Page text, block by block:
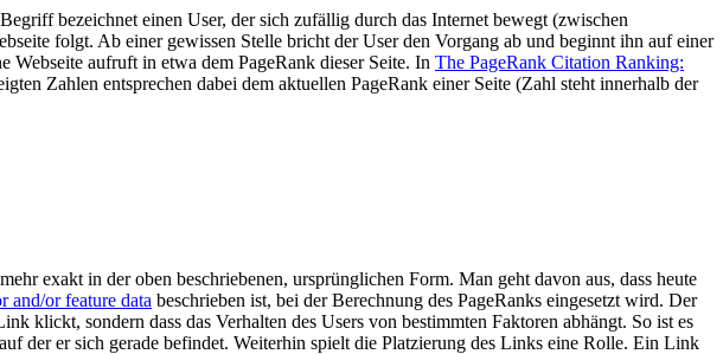
bezeichnet einen User, der sich zufällig durch das Internet bewegt (zwischen
folgt. Ab einer gewissen Stelle bricht der User den Vorgang ab und beginnt ihn auf einer
aufruft in etwa dem PageRank dieser Seite. In The PageRank Citation Ranking:
Zahlen entsprechen dabei dem aktuellen PageRank einer Seite (Zahl steht innerhalb der
exakt in der oben beschriebenen, ursprünglichen Form. Man geht davon aus, dass heute
and/or feature data beschrieben ist, bei der Berechnung des PageRanks eingesetzt wird. Der
klickt, sondern dass das Verhalten des Users von bestimmten Faktoren abhängt. So ist es
der er sich gerade befindet. Weiterhin spielt die Platzierung des Links eine Rolle. Ein Link